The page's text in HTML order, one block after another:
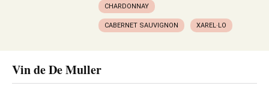
CHARDONNAY
CABERNET SAUVIGNON XAREL·LO
Vin de De Muller